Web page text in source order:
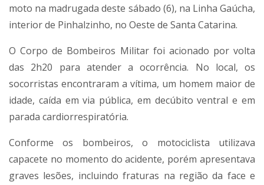
moto na madrugada deste sábado (6), na Linha Gaúcha,
interior de Pinhalzinho, no Oeste de Santa Catarina.
O Corpo de Bombeiros Militar foi acionado por volta
das 2h20 para atender a ocorrência. No local, os
socorristas encontraram a vítima, um homem maior de
idade, caída em via pública, em decúbito ventral e em
parada cardiorrespiratória.
Conforme os bombeiros, o motociclista utilizava
capacete no momento do acidente, porém apresentava
graves lesões, incluindo fraturas na região da face e